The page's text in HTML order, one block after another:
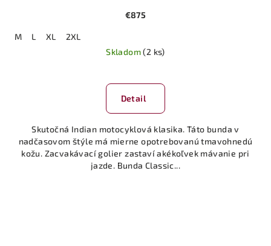
€875
M L XL
2XL
Skladom(2 ks)
Detail
Skutočná Indian motocyklová klasika. Táto bunda v
nadčasovom štýle má mierne opotrebovanú tmavohnedú
kožu. Zacvakávací golier zastaví akékoľvek mávanie pri
jazde. Bunda Classic...